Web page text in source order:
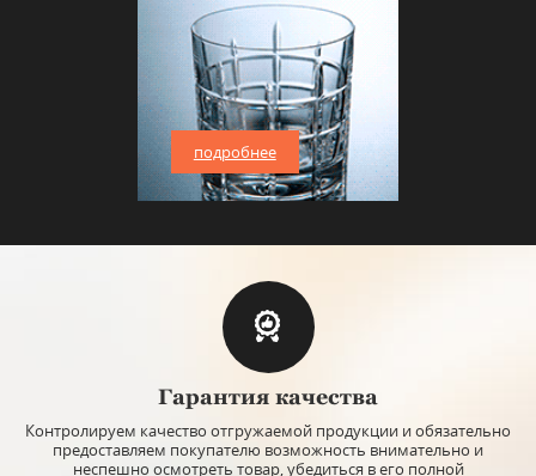
подробнее
Гарантия качества
Контролируем качество отгружаемой продукции и обязательно
предоставляем покупателю возможность внимательно и
неспешно осмотреть товар, убедиться в его полной